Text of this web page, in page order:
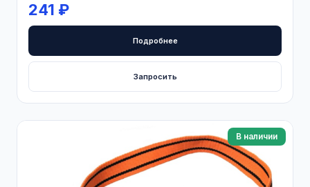
241 ₽
Подробнее
Запросить
В наличии